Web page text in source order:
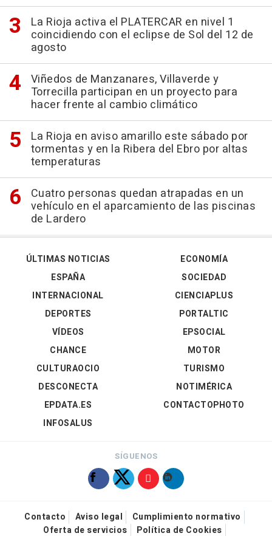
La Rioja activa el PLATERCAR en nivel 1
coincidiendo con el eclipse de Sol del 12 de
agosto
Viñedos de Manzanares, Villaverde y
Torrecilla participan en un proyecto para
hacer frente al cambio climático
La Rioja en aviso amarillo este sábado por
tormentas y en la Ribera del Ebro por altas
temperaturas
Cuatro personas quedan atrapadas en un
vehículo en el aparcamiento de las piscinas
de Lardero
ÚLTIMAS NOTICIAS
ESPAÑA
INTERNACIONAL
DEPORTES
VÍDEOS
ECONOMÍA
SOCIEDAD
CIENCIAPLUS
PORTALTIC
EPSOCIAL
CHANCE
CULTURAOCIO
DESCONECTA
EPDATA.ES
INFOSALUS
MOTOR
TURISMO
NOTIMÉRICA
CONTACTOPHOTO
SÍGUENOS
Contacto Aviso legal
Cumplimiento normativo
Oferta de servicios
Política de Cookies